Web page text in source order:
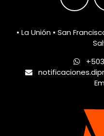
• La Unión • San